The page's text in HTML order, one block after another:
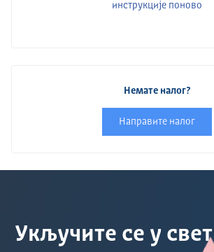
инструкције поново
Немате налог?
Направите налог
Укључите се у свет